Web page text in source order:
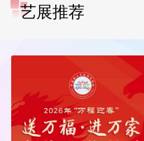
艺展推荐